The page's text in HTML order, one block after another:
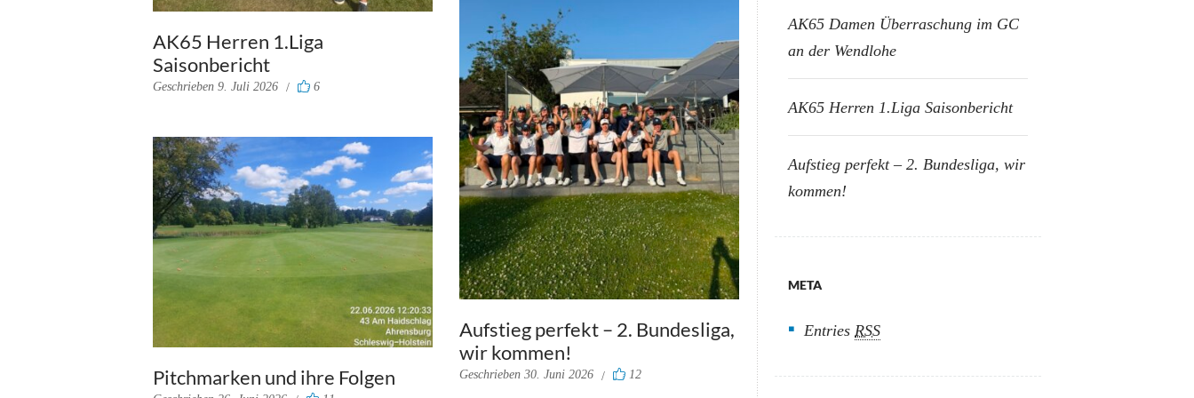
AK65 Herren 1.Liga
Saisonbericht
Geschrieben 9. Juli 2026 6
Aufstieg perfekt – 2. Bundesliga,
wir kommen!
Geschrieben 30. Juni 2026 12
Pitchmarken und ihre Folgen
AK65 Damen Überraschung im GC
an der Wendlohe
AK65 Herren 1.Liga Saisonbericht
Aufstieg perfekt – 2. Bundesliga, wir
kommen!
META
Entries RSS